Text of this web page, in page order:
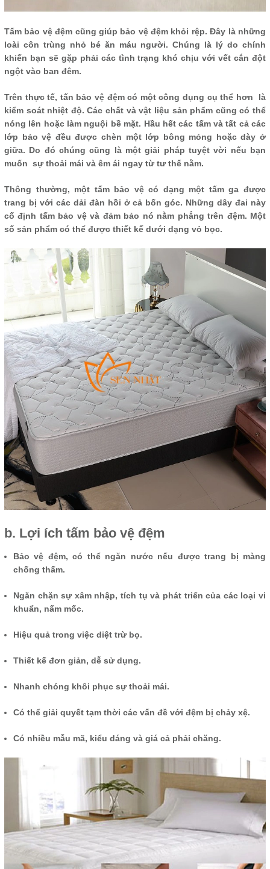
Tấm bảo vệ đệm cũng giúp bảo vệ đệm khỏi rệp. Đây là những
loài côn trùng nhỏ bé ăn máu người. Chúng là lý do chính
khiến bạn sẽ gặp phải các tình trạng khó chịu với vết cắn đột
ngột vào ban đêm.
Trên thực tế, tấn bảo vệ đệm có một công dụng cụ thể hơn là
kiểm soát nhiệt độ. Các chất và vật liệu sản phẩm cũng có thể
nóng lên hoặc làm nguội bề mặt. Hầu hết các tấm và tất cả các
lớp bảo vệ đều được chèn một lớp bông mỏng hoặc dày ở
giữa. Do đó chúng cũng là một giải pháp tuyệt vời nếu bạn
muốn sự thoải mái và êm ái ngay từ tư thế nằm.
Thông thường, một tấm bảo vệ có dạng một tấm ga được
trang bị với các dải đàn hồi ở cả bốn góc. Những dây đai này
cố định tấm bảo vệ và đảm bảo nó nằm phẳng trên đệm. Một
số sản phẩm có thể được thiết kế dưới dạng vỏ bọc.
b. Lợi ích tấm bảo vệ đệm
Bảo vệ đệm, có thể ngăn nước nếu được trang bị màng
chống thấm.
Ngăn chặn sự xâm nhập, tích tụ và phát triển của các loại vi
khuẩn, nấm mốc.
Hiệu quả trong việc diệt trừ bọ.
Thiết kế đơn giản, dễ sử dụng.
Nhanh chóng khôi phục sự thoải mái.
Có thể giải quyết tạm thời các vấn đề với đệm bị chảy xệ.
Có nhiều mẫu mã, kiểu dáng và giá cả phải chăng.